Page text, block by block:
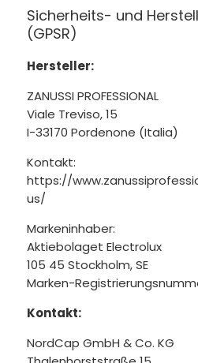
Sicherheits- und
(GPSR)
Hersteller:
ZANUSSI PROFESSIONAL
Viale Treviso, 15
I-33170 Pordenone (Italia)
Kontakt:
https://
us/
Markeninhaber:
Aktiebolaget Electrolux
105 45 Stockholm, SE
Marken-
Kontakt:
NordCap GmbH & Co. KG